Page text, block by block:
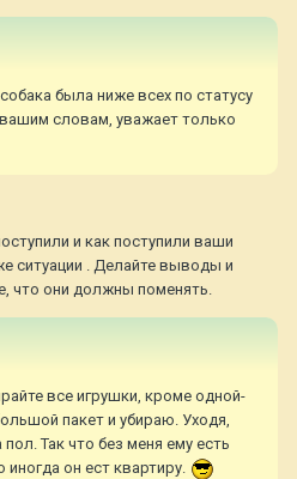
была ниже всех по статусу
словам, уважает только
и как поступили ваши
ситуации . Делайте выводы и
что они должны поменять.
все игрушки, кроме одной-
пакет и убираю. Уходя,
Так что без меня ему есть
иногда он ест квартиру.